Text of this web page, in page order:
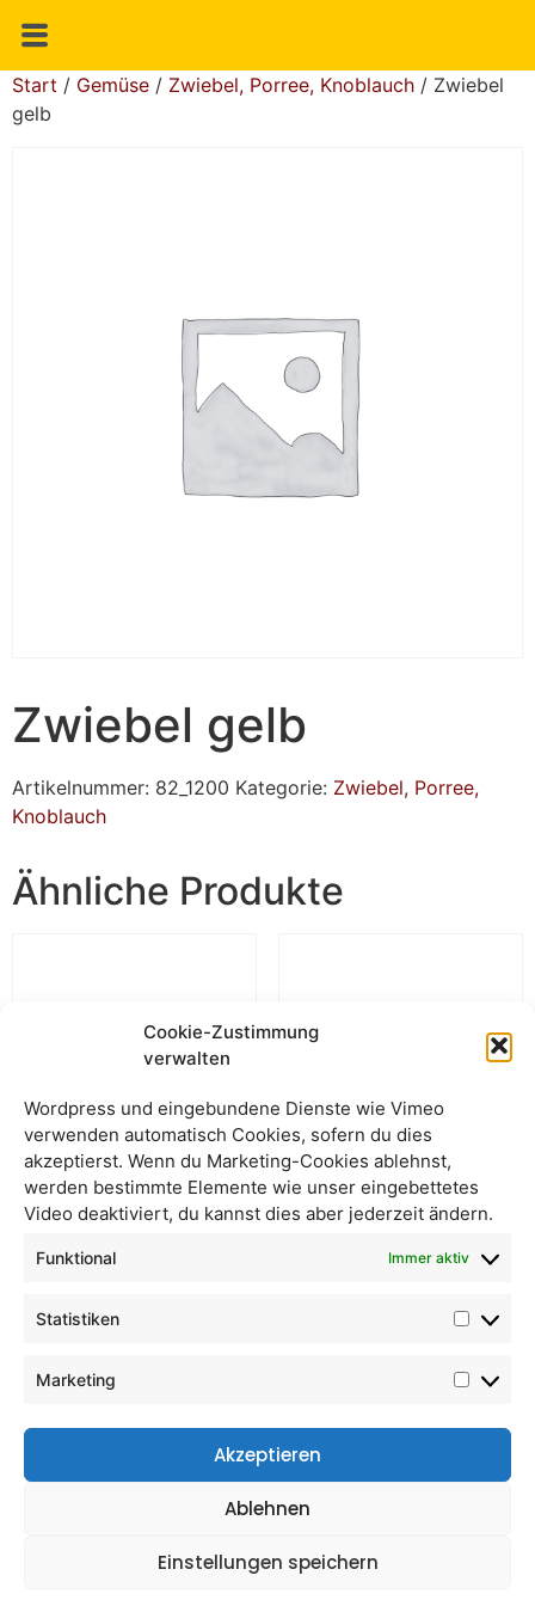
Cookie-Zustimmung
verwalten
Wordpress und eingebundene Dienste wie Vimeo
verwenden automatisch Cookies, sofern du dies
akzeptierst. Wenn du Marketing-Cookies ablehnst,
werden bestimmte Elemente wie unser eingebettetes
Video deaktiviert, du kannst dies aber jederzeit ändern.
Funktional Immer aktiv
Statistiken
Marketing
Akzeptieren
Ablehnen
Einstellungen speichern
Start / Gemüse / Zwiebel, Porree, Knoblauch / Zwiebel
gelb
Zwiebel gelb
Artikelnummer: 82_1200 Kategorie: Zwiebel, Porree,
Knoblauch
Ähnliche Produkte
Jungzwiebel frisch Schalotten